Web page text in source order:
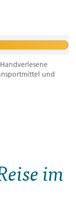
und
im